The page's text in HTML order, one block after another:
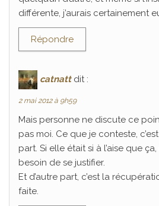
différente, j’aurais certainement
Répondre
catnatt dit :
2 mai 2012 à 9h59
Mais personne ne discute ce
pas moi. Ce que je conteste,
part. Si elle était si à l’aise que
besoin de se justifier.
Et d’autre part, c’est la
faite.